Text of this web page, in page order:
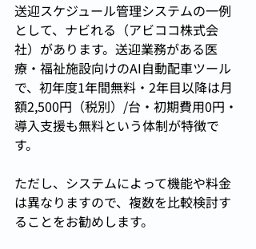
送迎スケジュール管理システムの一例
として、ナビれる（アビココ株式会
社）があります。送迎業務がある医
療・福祉施設向けのAI自動配車ツール
で、初年度1年間無料・2年目以降は月
額2,500円（税別）/台・初期費用0円・
導入支援も無料という体制が特徴で
す。
ただし、システムによって機能や料金
は異なりますので、複数を比較検討す
ることをお勧めします。